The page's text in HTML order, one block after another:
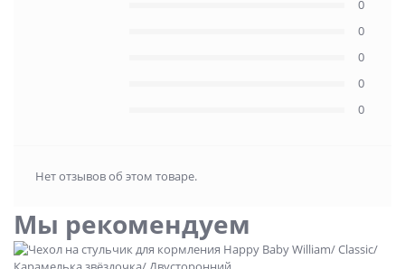
0
0
0
0
0
Нет отзывов об этом товаре.
Мы рекомендуем